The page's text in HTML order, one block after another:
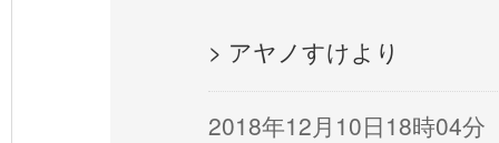
> アヤノすけより
2018年12月10日18時04分